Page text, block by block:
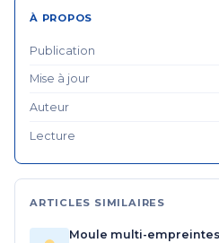
À PROPOS
Publication
Mise à jour
Auteur
Lecture
ARTICLES SIMILAIRES
Moule multi-